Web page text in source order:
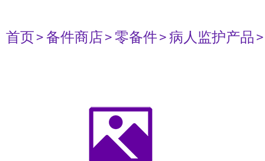
首页> 备件商店> 零备件> 病人监护产品